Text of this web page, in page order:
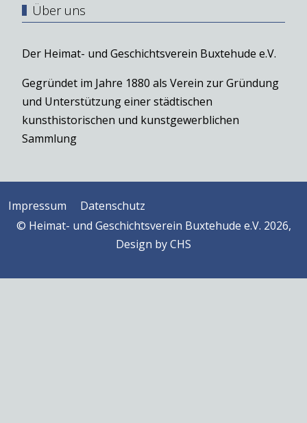
Über uns
Der Heimat- und Geschichtsverein Buxtehude e.V.
Gegründet im Jahre 1880 als Verein zur Gründung
und Unterstützung einer städtischen
kunsthistorischen und kunstgewerblichen
Sammlung
Impressum
Datenschutz
© Heimat- und Geschichtsverein Buxtehude e.V. 2026,
Design byCHS